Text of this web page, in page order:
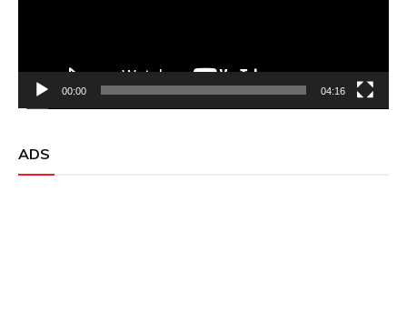
00:00 04:16
ADS